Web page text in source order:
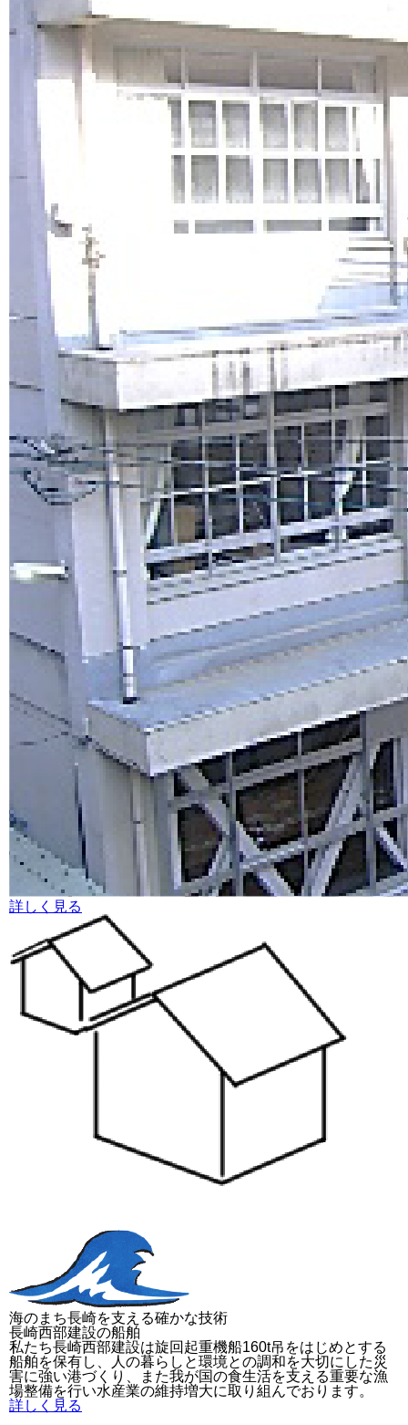
詳しく見る
海のまち長崎を支える確かな技術
長崎西部建設の船舶
私たち長崎西部建設は旋回起重機船160t吊をはじめとする
船舶を保有し、人の暮らしと環境との調和を大切にした災
害に強い港づくり、また我が国の食生活を支える重要な漁
場整備を行い水産業の維持増大に取り組んでおります。
詳しく見る